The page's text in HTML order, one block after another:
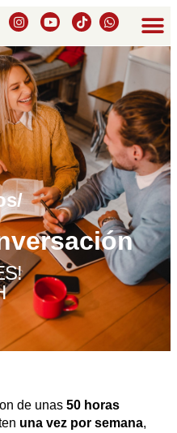
de unas 50 horas
una vez por semana,